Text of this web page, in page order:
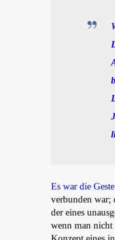
Es war die
verbunden war;
der eines
wenn man nicht